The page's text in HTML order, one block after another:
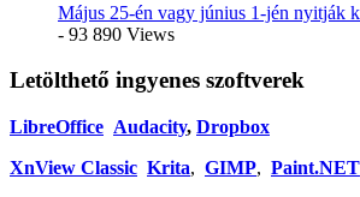
Május 25-én vagy június 1-jén nyitják
- 93 890 Views
Letölthető ingyenes szoftverek
LibreOffice Audacity, Dropbox
XnView Classic Krita, GIMP, Paint.NET